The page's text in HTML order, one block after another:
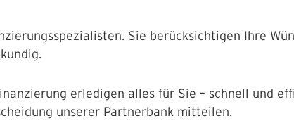
Sie berücksichtigen Ihre
erledigen alles für Sie – schnell und
unserer Partnerbank mitteilen.